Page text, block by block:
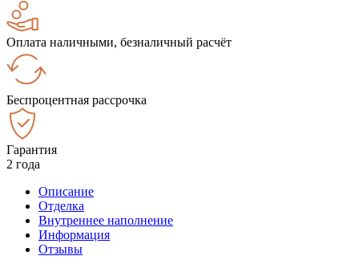
Оплата наличными, безналичный расчёт
Беспроцентная рассрочка
Гарантия
2 года
Описание
Отделка
Внутреннее наполнение
Информация
Отзывы